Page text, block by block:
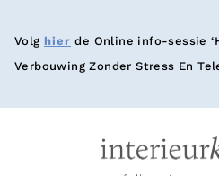
Volg hier de Online info-sessie
Verbouwing Zonder Stress En